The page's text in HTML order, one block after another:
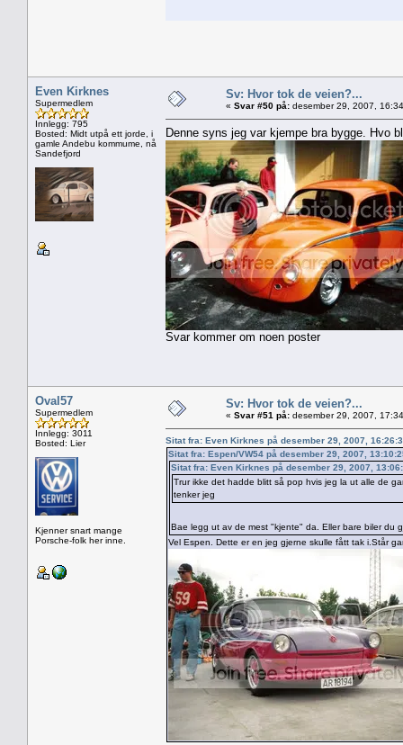
Even Kirknes
Supermedlem
Innlegg: 795
Bosted: Midt utpå ett jorde, i
gamle Andebu kommume, nå
Sandefjord
Sv: Hvor tok de veien?...
« Svar #50 på: desember 29, 2007,
Denne syns jeg var kjempe bra bygge. Hvo
Svar kommer om noen poster
Oval57
Supermedlem
Innlegg: 3011
Bosted: Lier
Kjenner snart mange
Porsche-folk her inne.
Sv: Hvor tok de veien?...
« Svar #51 på: desember 29, 2007,
Sitat fra: Even Kirknes på desember 29, 2007,
Sitat fra: Espen/VW54 på desember 29, 2007,
Sitat fra: Even Kirknes på desember 29, 2007,
Trur ikke det hadde blitt så pop hvis jeg la ut alle de
tenker jeg
Bae legg ut av de mest "kjente" da. Eller bare biler du
Vel Espen. Dette er en jeg gjerne skulle fått tak i.Står